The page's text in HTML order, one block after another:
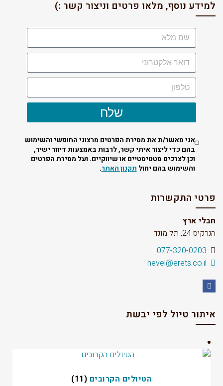
למידע נוסף, מלאו פרטים וניצור קשר :)
שלח
אני מאשר/ת את מסירת הפרטים מרצוני החופשי והשימוש
בהם כדי ליצור איתי קשר, לרבות באמצעות דיוור ישיר,
וכן לצרכים סטטיסטיים או שיווקיים. ועל מסירת הפרטים
והשימוש בהם יחולתקנון האתר.
פרטי התקשרות
חבלי ארץ
הנרקיס 24, תל מונד
077-320-0203
hevel@erets.co.il
איתור טיול לפי יבשת
הטיולים הקרובים (11)